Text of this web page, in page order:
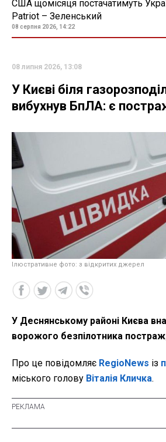
США щомісяця постачатимуть
Patriot – Зеленський
08 серпня 2026, 14:22
08 липня 2026, 13:08
У Києві біля
вибухнув БпЛА: є
Ілюстративне фото: з відкритих джерел
У Деснянському районі Києва
ворожого безпілотника
Про це повідомляє RegioNews із
міського голову Віталія Кличка.